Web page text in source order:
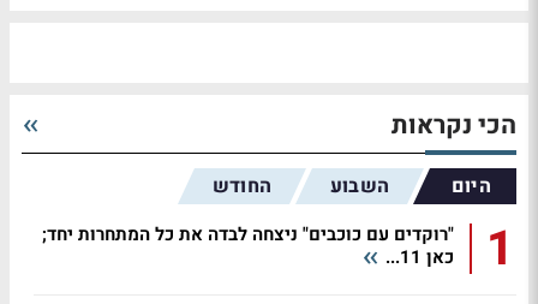
הכי נקראות
היום השבוע החודש
1
"רוקדים עם כוכבים" ניצחה לבדה את כל המתחרות יחד;
כאן 11...